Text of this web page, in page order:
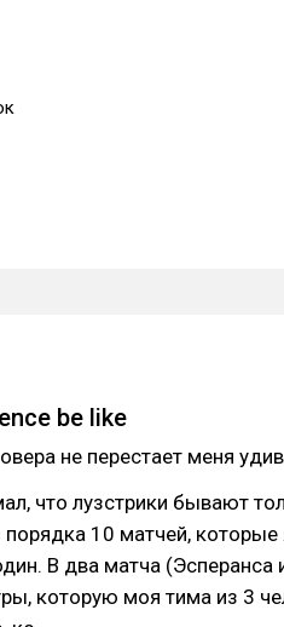
be like
не перестает меня
что лузстрики бывают
порядка 10 матчей, которые
В два матча (Эсперанса
которую моя тима из 3